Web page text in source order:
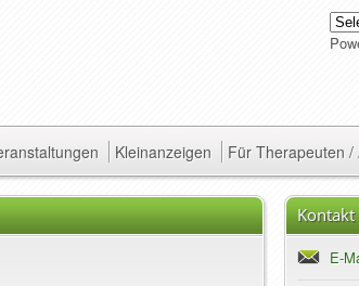
Kleinanzeigen Für Therapeuten /
E-